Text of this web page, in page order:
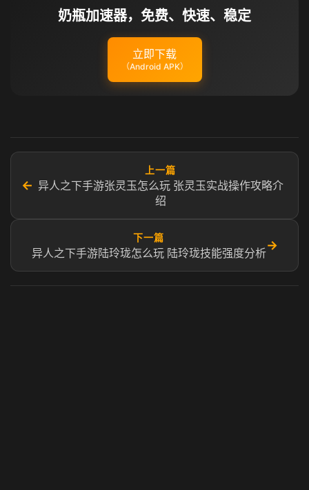
奶瓶加速器，免费、快速、稳定
立即下载
（Android APK）
←
上一篇
异人之下手游张灵玉怎么玩 张灵玉实战操作攻略介
绍
下一篇
异人之下手游陆玲珑怎么玩 陆玲珑技能强度分析
→